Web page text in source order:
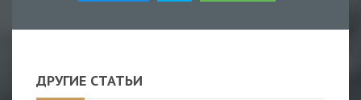
ДРУГИЕ СТАТЬИ